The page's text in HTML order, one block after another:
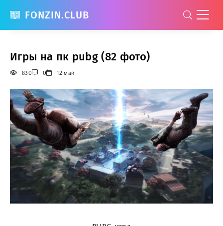
FONZIN.CLUB
Игры на пк pubg (82 фото)
830 0 12 май